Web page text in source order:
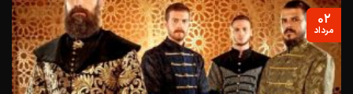
۰۲
مرداد